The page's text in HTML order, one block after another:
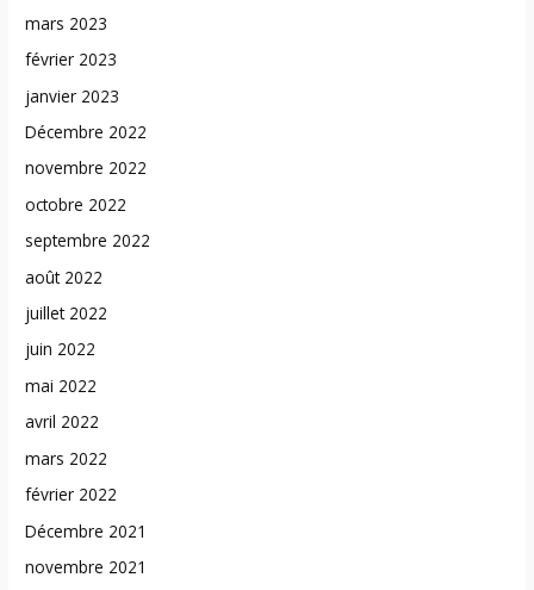
mars 2023
février 2023
janvier 2023
Décembre 2022
novembre 2022
octobre 2022
septembre 2022
août 2022
juillet 2022
juin 2022
mai 2022
avril 2022
mars 2022
février 2022
Décembre 2021
novembre 2021